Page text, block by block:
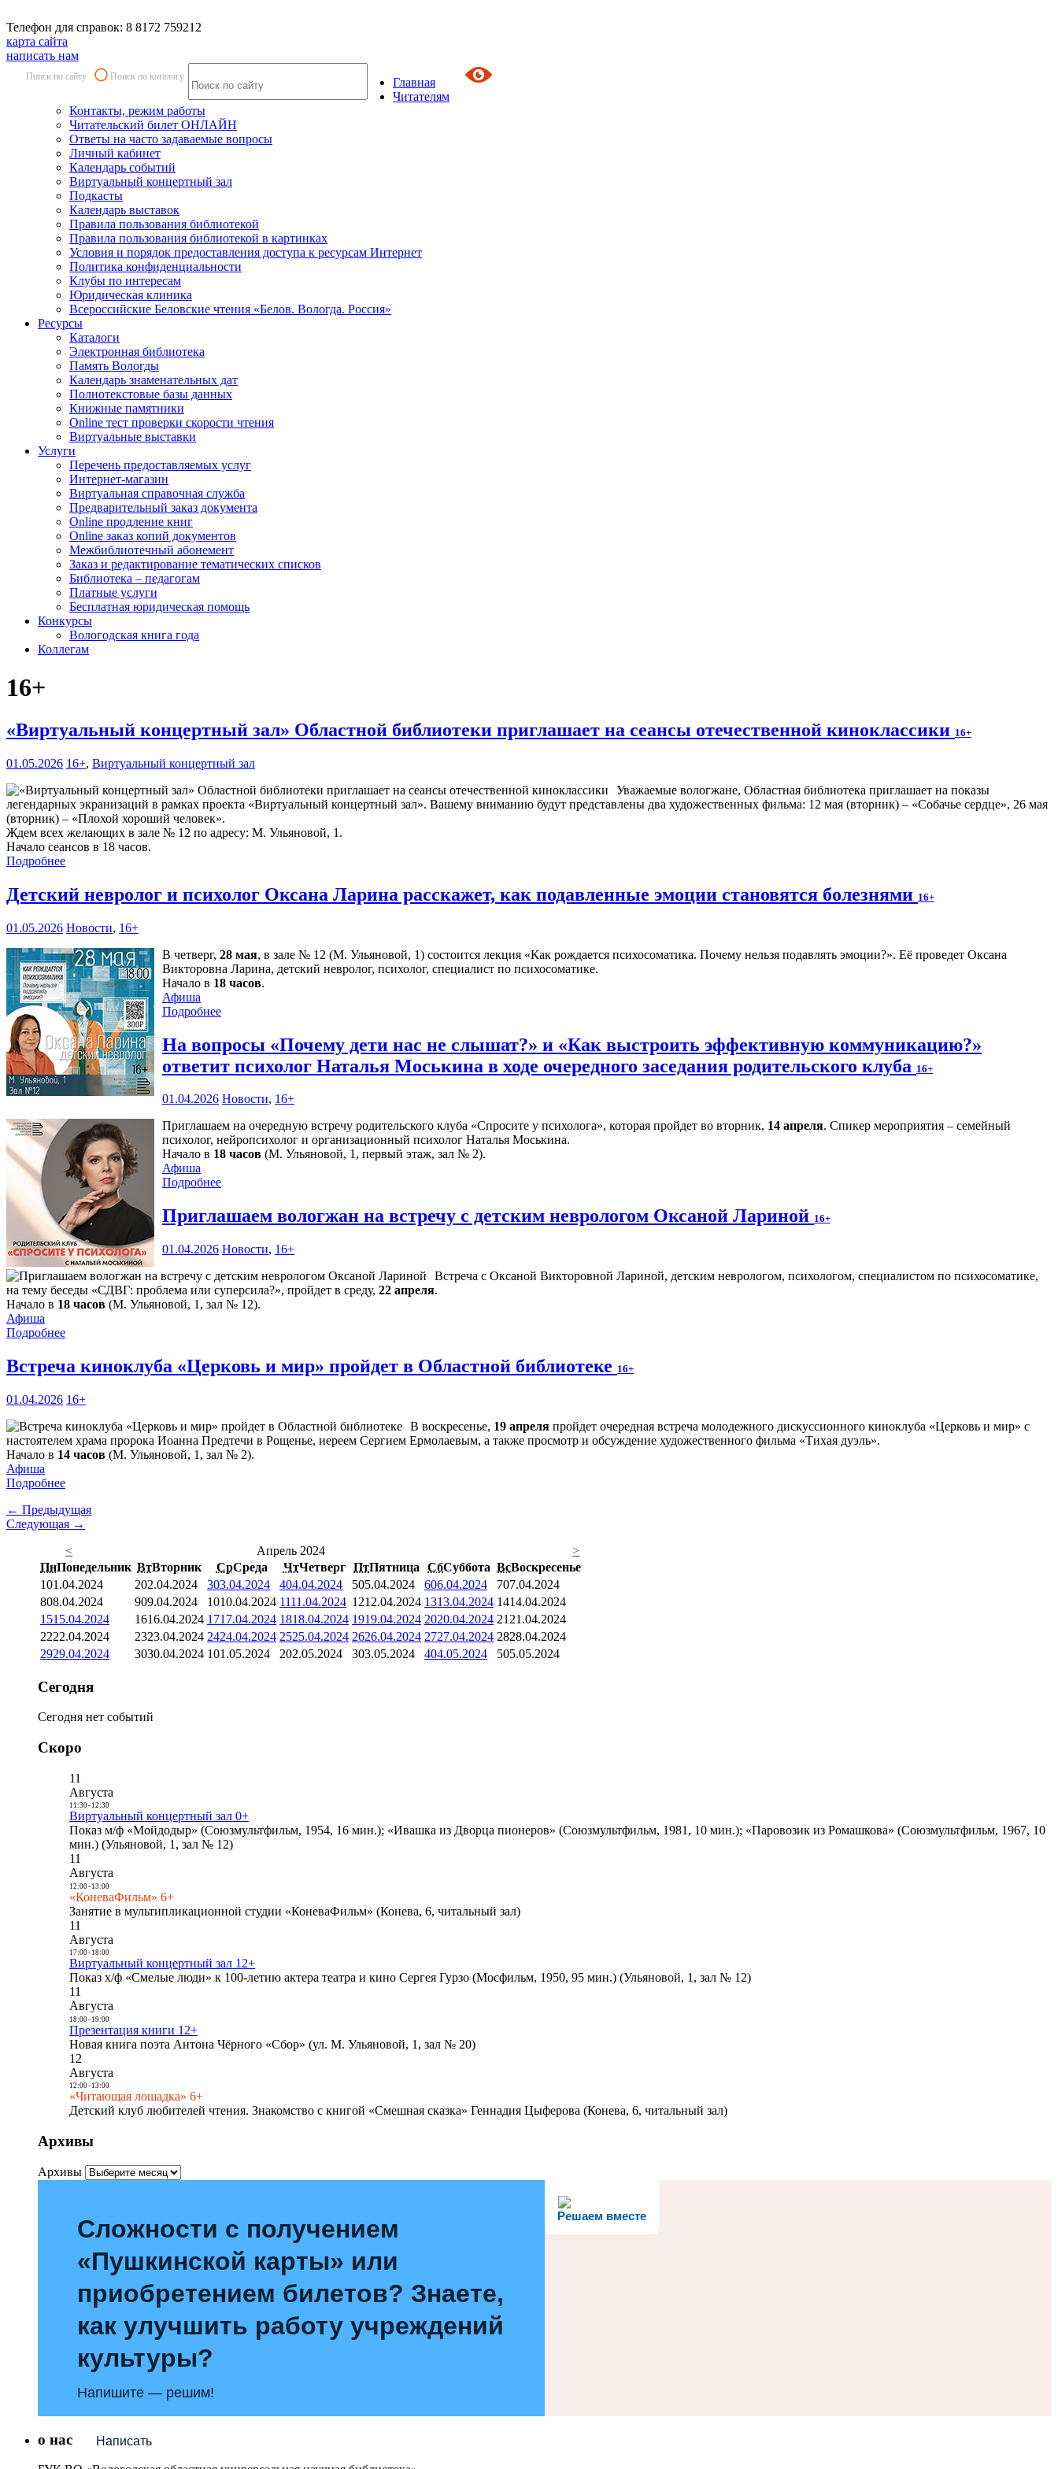
Телефон для справок: 8 8172 759212
карта сайта
написать нам
Поиск по сайту Поиск по каталогу
Главная
Читателям
Контакты, режим работы
Читательский билет ОНЛАЙН
Ответы на часто задаваемые вопросы
Личный кабинет
Календарь событий
Виртуальный концертный зал
Подкасты
Календарь выставок
Правила пользования библиотекой
Правила пользования библиотекой в картинках
Условия и порядок предоставления доступа к ресурсам Интернет
Политика конфиденциальности
Клубы по интересам
Юридическая клиника
Всероссийские Беловские чтения «Белов. Вологда. Россия»
Ресурсы
Каталоги
Электронная библиотека
Память Вологды
Календарь знаменательных дат
Полнотекстовые базы данных
Книжные памятники
Online тест проверки скорости чтения
Виртуальные выставки
Услуги
Перечень предоставляемых услуг
Интернет-магазин
Виртуальная справочная служба
Предварительный заказ документа
Online продление книг
Online заказ копий документов
Межбиблиотечный абонемент
Заказ и редактирование тематических списков
Библиотека – педагогам
Платные услуги
Бесплатная юридическая помощь
Конкурсы
Вологодская книга года
Коллегам
16+
«Виртуальный концертный зал» Областной библиотеки приглашает на сеансы отечественной киноклассики 16+
01.05.2026 16+, Виртуальный концертный зал
Уважаемые вологжане, Областная библиотека приглашает на показы
легендарных экранизаций в рамках проекта «Виртуальный концертный зал». Вашему вниманию будут представлены два художественных фильма: 12 мая (вторник) – «Собачье сердце», 26 мая
(вторник) – «Плохой хороший человек».
Ждем всех желающих в зале № 12 по адресу: М. Ульяновой, 1.
Начало сеансов в 18 часов.
Подробнее
Детский невролог и психолог Оксана Ларина расскажет, как подавленные эмоции становятся болезнями 16+
01.05.2026 Новости, 16+
В четверг, 28 мая, в зале № 12 (М. Ульяновой, 1) состоится лекция «Как рождается психосоматика. Почему нельзя подавлять эмоции?». Её проведет Оксана
Викторовна Ларина, детский невролог, психолог, специалист по психосоматике.
Начало в 18 часов.
Афиша
Подробнее
На вопросы «Почему дети нас не слышат?» и «Как выстроить эффективную коммуникацию?»
ответит психолог Наталья Моськина в ходе очередного заседания родительского клуба 16+
01.04.2026 Новости, 16+
Приглашаем на очередную встречу родительского клуба «Спросите у психолога», которая пройдет во вторник, 14 апреля. Спикер мероприятия – семейный
психолог, нейропсихолог и организационный психолог Наталья Моськина.
Начало в 18 часов (М. Ульяновой, 1, первый этаж, зал № 2).
Афиша
Подробнее
Приглашаем вологжан на встречу с детским неврологом Оксаной Лариной 16+
01.04.2026 Новости, 16+
Встреча с Оксаной Викторовной Лариной, детским неврологом, психологом, специалистом по психосоматике,
на тему беседы «СДВГ: проблема или суперсила?», пройдет в среду, 22 апреля.
Начало в 18 часов (М. Ульяновой, 1, зал № 12).
Афиша
Подробнее
Встреча киноклуба «Церковь и мир» пройдет в Областной библиотеке 16+
01.04.2026 16+
В воскресенье, 19 апреля пройдет очередная встреча молодежного дискуссионного киноклуба «Церковь и мир» с
настоятелем храма пророка Иоанна Предтечи в Рощенье, иереем Сергием Ермолаевым, а также просмотр и обсуждение художественного фильма «Тихая дуэль».
Начало в 14 часов (М. Ульяновой, 1, зал № 2).
Афиша
Подробнее
← Предыдущая
Следующая →
<
Апрель 2024
>
ПнПонедельник ВтВторник СрСреда ЧтЧетверг ПтПятница СбСуббота ВсВоскресенье
101.04.2024 202.04.2024 303.04.2024 404.04.2024 505.04.2024 606.04.2024 707.04.2024
808.04.2024 909.04.2024 1010.04.2024 1111.04.2024 1212.04.2024 1313.04.2024 1414.04.2024
1515.04.2024 1616.04.2024 1717.04.2024 1818.04.2024 1919.04.2024 2020.04.2024 21 21.04.2024
2222.04.2024 2323.04.2024 2424.04.2024 2525.04.2024 2626.04.2024 2727.04.2024 2828.04.2024
2929.04.2024 3030.04.2024 101.05.2024 202.05.2024 303.05.2024 404.05.2024 505.05.2024
Сегодня
Сегодня нет событий
Скоро
11
Августа
11:30- 12:30
Виртуальный концертный зал 0+
Показ м/ф «Мойдодыр» (Союзмультфильм, 1954, 16 мин.); «Ивашка из Дворца пионеров» (Союзмультфильм, 1981, 10 мин.); «Паровозик из Ромашкова» (Союзмультфильм, 1967, 10
мин.) (Ульяновой, 1, зал № 12)
11
Августа
12:00- 13:00
«КоневаФильм» 6+
Занятие в мультипликационной студии «КоневаФильм» (Конева, 6, читальный зал)
11
Августа
17:00- 18:00
Виртуальный концертный зал 12+
Показ х/ф «Смелые люди» к 100-летию актера театра и кино Сергея Гурзо (Мосфильм, 1950, 95 мин.) (Ульяновой, 1, зал № 12)
11
Августа
18:00- 19:00
Презентация книги 12+
Новая книга поэта Антона Чёрного «Сбор» (ул. М. Ульяновой, 1, зал № 20)
12
Августа
12:00- 13:00
«Читающая лошадка» 6+
Детский клуб любителей чтения. Знакомство с книгой «Смешная сказка» Геннадия Цыферова (Конева, 6, читальный зал)
Архивы
Архивы
Решаем вместе
Сложности с получением
«Пушкинской карты» или
приобретением билетов? Знаете,
как улучшить работу учреждений
культуры?
Напишите — решим!
Написать
о нас